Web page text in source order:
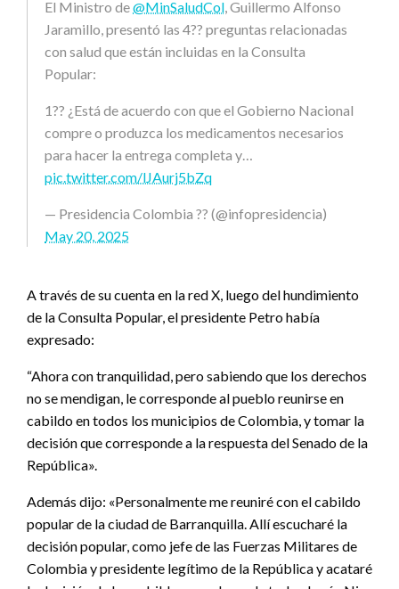
El Ministro de@MinSaludCol, Guillermo Alfonso
Jaramillo, presentó las 4?? preguntas relacionadas
con salud que están incluidas en la Consulta
Popular:
1?? ¿Está de acuerdo con que el Gobierno Nacional
compre o produzca los medicamentos necesarios
para hacer la entrega completa y…
pic.twitter.com/lJAurj5bZq
— Presidencia Colombia ?? (@infopresidencia)
May 20, 2025
A través de su cuenta en la red X, luego del hundimiento
de la Consulta Popular, el presidente Petro había
expresado:
“Ahora con tranquilidad, pero sabiendo que los derechos
no se mendigan, le corresponde al pueblo reunirse en
cabildo en todos los municipios de Colombia, y tomar la
decisión que corresponde a la respuesta del Senado de la
República».
Además dijo: «Personalmente me reuniré con el cabildo
popular de la ciudad de Barranquilla. Allí escucharé la
decisión popular, como jefe de las Fuerzas Militares de
Colombia y presidente legítimo de la República y acataré